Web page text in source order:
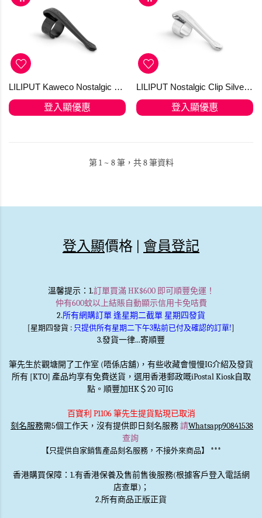
LILIPUT Kaweco Nostalgic Clip Black "M" Fountain Pen and Ball Pen with Cap
登入顯優惠
LILIPUT Nostalgic Clip Silver "S" for the Ball Pen
登入顯優惠
第 1 ~ 8 筆，共 8 筆資料
登入顯價格 | 會員登記
溫馨提示：1.訂單買滿 HK$600 即可順豐免運！
仲有600蚊以上結賬自動顯示信用卡免咭費
2.所有網購訂單 逢星期二截單 星期四發貨
[星期四發貨 : 只提供所有星期二下午3點前已付及確認的訂單!]
3.發貨一律...寄順豐
筆先生於觀塘開了工作室 (唔係店舖)，有些收藏會慢慢IG介紹及發貨
所有 [KTO] 產品均享有免費送貨，選用香港郵政嘅iPostal Kiosk自取
點。順豐加HK＄20 可IG
百寶利 P1106 筆先生提貨點現已取消
刻名服務需5個工作天，沒有提供即日刻名服務請Whatsapp90841538
查詢
【只提供自家銷售產品刻名服務，不接外來商品】 ***
香港購買保障：1.有香港保養及售前售後服務(根據客戶登入電話網
店查單)；
2.所有商品正版正貨